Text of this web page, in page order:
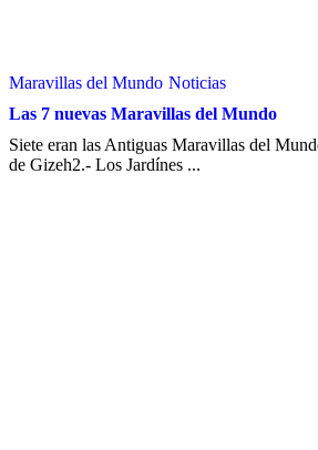
Maravillas del Mundo Noticias
Las 7 nuevas Maravillas del Mundo
Siete eran las Antiguas Maravillas del
de Gizeh2.- Los Jardínes ...